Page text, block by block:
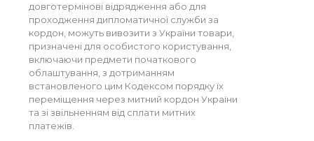
довготермінові відрядження або для
проходження дипломатичної служби за
кордон, можуть вивозити з України товари,
призначені для особистого користування,
включаючи предмети початкового
облаштування, з дотриманням
встановленого цим Кодексом порядку їх
переміщення через митний кордон України
та зі звільненням від сплати митних
платежів.